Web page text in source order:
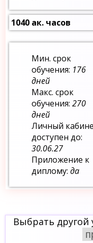
1040 ак. часов
Мин. срок
обучения: 176
дней
Макс. срок
обучения:270
дней
Личный
доступен до:
30.06.27
Приложение к
диплому:да
Выбрать другой